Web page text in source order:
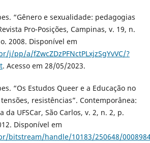
“Gênero e sexualidade: pedagogias
Pro-Posições, Campinas, v. 19, n.
2008. Disponível em
j/pp/a/fZwcZDzPFNctPLxjzSgYvVC/?
. Acesso em 28/05/2023.
“Os Estudos Queer e a Educação no
resistências”. Contemporânea:
da UFSCar, São Carlos, v. 2, n. 2, p.
Disponível em
bitstream/handle/10183/250648/